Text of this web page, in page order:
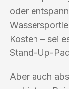
oder
Kosten – sei
Stand-Up-
Aber auch